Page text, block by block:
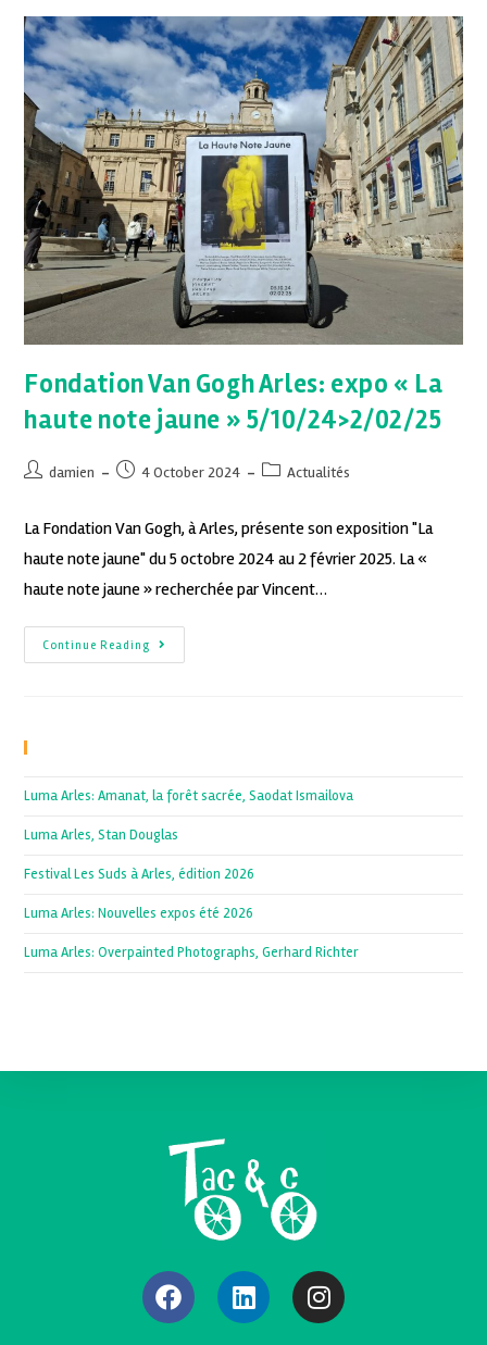
Fondation Van Gogh Arles: expo « La
haute note jaune » 5/10/24>2/02/25
damien 4 October 2024 Actualités
La Fondation Van Gogh, à Arles, présente son exposition "La
haute note jaune" du 5 octobre 2024 au 2 février 2025. La «
haute note jaune » recherchée par Vincent…
Continue Reading
Luma Arles: Amanat, la forêt sacrée, Saodat Ismailova
Luma Arles, Stan Douglas
Festival Les Suds à Arles, édition 2026
Luma Arles: Nouvelles expos été 2026
Luma Arles: Overpainted Photographs, Gerhard Richter